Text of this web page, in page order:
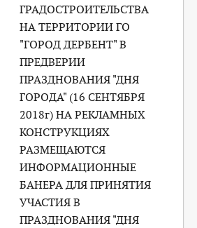
ГРАДОСТРОИТЕЛЬСТВА
НА ТЕРРИТОРИИ ГО
"ГОРОД ДЕРБЕНТ" В
ПРЕДВЕРИИ
ПРАЗДНОВАНИЯ "ДНЯ
ГОРОДА" (16 СЕНТЯБРЯ
2018г) НА РЕКЛАМНЫХ
КОНСТРУКЦИЯХ
РАЗМЕЩАЮТСЯ
ИНФОРМАЦИОННЫЕ
БАНЕРА ДЛЯ ПРИНЯТИЯ
УЧАСТИЯ В
ПРАЗДНОВАНИЯ "ДНЯ